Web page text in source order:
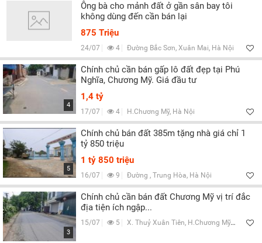
Ông bà cho mảnh đất ở gần sân bay tôi
không dùng đến cần bán lại
875 Triệu
24/07 4 Đường Bắc Sơn, Xuân Mai, Hà Nội
4
Chính chủ cần bán gấp lô đất đẹp tại Phú
Nghĩa, Chương Mỹ. Giá đầu tư
1,4 tỷ
17/07 4 H.Chương Mỹ, Hà Nội
5
Chính chủ bán đất 385m tặng nhà giá chỉ 1
tỷ 850 triệu
1 tỷ 850 triệu
16/07 9 Đường , Trung Hòa, Hà Nội
3
Chính chủ cần bán đất Chương Mỹ vị trí đắc
địa tiện ích ngập...
15/07 5 X. Thuỷ Xuân Tiên, H.Chương Mỹ, Hà Nội